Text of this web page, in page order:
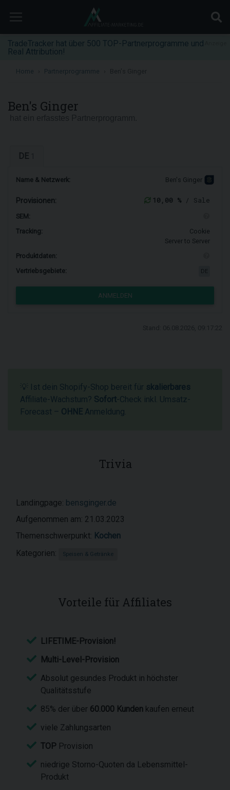
TradeTracker hat über 500 TOP-Partnerprogramme und
Real Attribution!
Home Partnerprogramme
Ben's Ginger
DE
Name & Netzwerk: Ben's Ginger
Provisionen: 10,00 % / Sale
SEM:
Tracking:
Cookie
Server to Server
Produktdaten:
Vertriebsgebiete:
ANMELDEN
💡 Ist dein Shopify-Shop bereit für skalierbares
Affiliate-Wachstum? Sofort-Check inkl. Umsatz-
Forecast – OHNE Anmeldung.
Trivia
Landingpage: bensginger.de
Aufgenommen am: 21.03.2023
Themenschwerpunkt: Kochen
Kategorien:
Speisen & Getränke
Vorteile für Affiliates
LIFETIME-Provision!
Multi-Level-Provision
Absolut gesundes Produkt in höchster
Qualitätsstufe
85% der über 60.000 Kunden kaufen erneut
viele Zahlungsarten
TOP Provision
niedrige Storno-Quoten da Lebensmittel-
Produkt